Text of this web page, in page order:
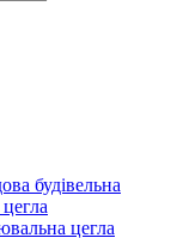
будівельна